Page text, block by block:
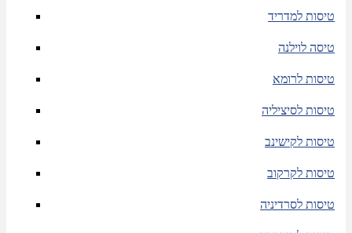
טיסות למדריד
טיסה לוילנה
טיסות לרומא
טיסות לסיציליה
טיסות לקישינב
טיסות לקרקוב
טיסות לסרדיניה